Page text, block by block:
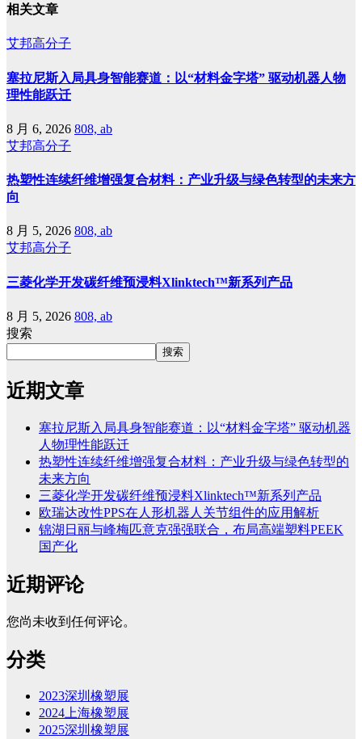
相关文章
艾邦高分子
塞拉尼斯入局具身智能赛道：以“材料金字塔” 驱动机器人物
理性能跃迁
8 月 6, 2026 808, ab
艾邦高分子
热塑性连续纤维增强复合材料：产业升级与绿色转型的未来方
向
8 月 5, 2026 808, ab
艾邦高分子
三菱化学开发碳纤维预浸料Xlinktech™新系列产品
8 月 5, 2026 808, ab
搜索
搜索
近期文章
塞拉尼斯入局具身智能赛道：以“材料金字塔” 驱动机器
人物理性能跃迁
热塑性连续纤维增强复合材料：产业升级与绿色转型的
未来方向
三菱化学开发碳纤维预浸料Xlinktech™新系列产品
欧瑞达改性PPS在人形机器人关节组件的应用解析
锦湖日丽与峰梅匹意克强强联合，布局高端塑料PEEK
国产化
近期评论
您尚未收到任何评论。
分类
2023深圳橡塑展
2024上海橡塑展
2025深圳橡塑展